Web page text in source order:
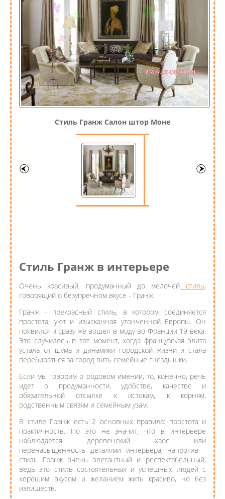
Стиль Гранж Салон штор Моне
Стиль Гранж в интерьере
Очень красивый, продуманный до мелочей стиль,
говорящий о безупречном вкусе - Гранж.
Гранж - прекрасный стиль, в котором соединяется
простота, уют и изысканная утонченной Европы. Он
появился и сразу же вошел в моду во Франции 19 века.
Это случилось в тот момент, когда французская элита
устала от шума и динамики городской жизни и стала
перебираться за город вить семейные гнездышки.
Если мы говорим о родовом имении, то, конечно, речь
идет о продуманности, удобстве, качестве и
обязательной отсылке к истокам, к корням,
родственным связям и семейным узам.
В стиле Гранж есть 2 основных правила: простота и
практичность. Но это не значит, что в интерьере
наблюдается деревенский хаос или
перенасыщенность деталями интерьера, напротив -
стиль Гранж очень элегантный и респектабельный,
ведь это стиль состоятельных и успешных людей с
хорошим вкусом и желанием жить красиво, но без
излишеств.